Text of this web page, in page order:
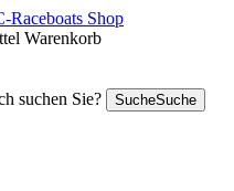
Raceboats Shop
Warenkorb
suchen Sie?
SucheSuche